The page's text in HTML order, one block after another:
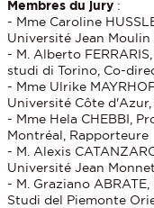
Membres du jury :
- Mme Caroline
Université Jean
- M. Alberto
studi di Torino, Co-
- Mme Ulrike
Université Côte
- Mme Hela CHEBBI,
Montréal, Rapporteure
- M. Alexis
Université Jean
- M. Graziano
Studi del Piemonte